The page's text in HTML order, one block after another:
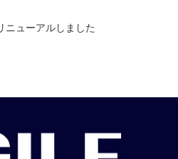
ニューアルしました